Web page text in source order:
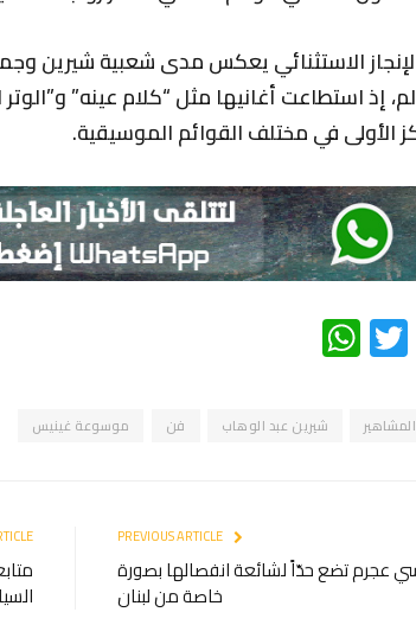
الاستثنائي يعكس مدى شعبية شيرين
إذ استطاعت أغانيها مثل “كلام عينه”
الأولى في مختلف القوائم الموسيقية.
Facebook
Twitter
المشاهير شيرين عبد الوهاب فن موسوعة غينيس
عجرم تضع حدّاً لشائعة انفصالها بصورة
خاصة من لبنان